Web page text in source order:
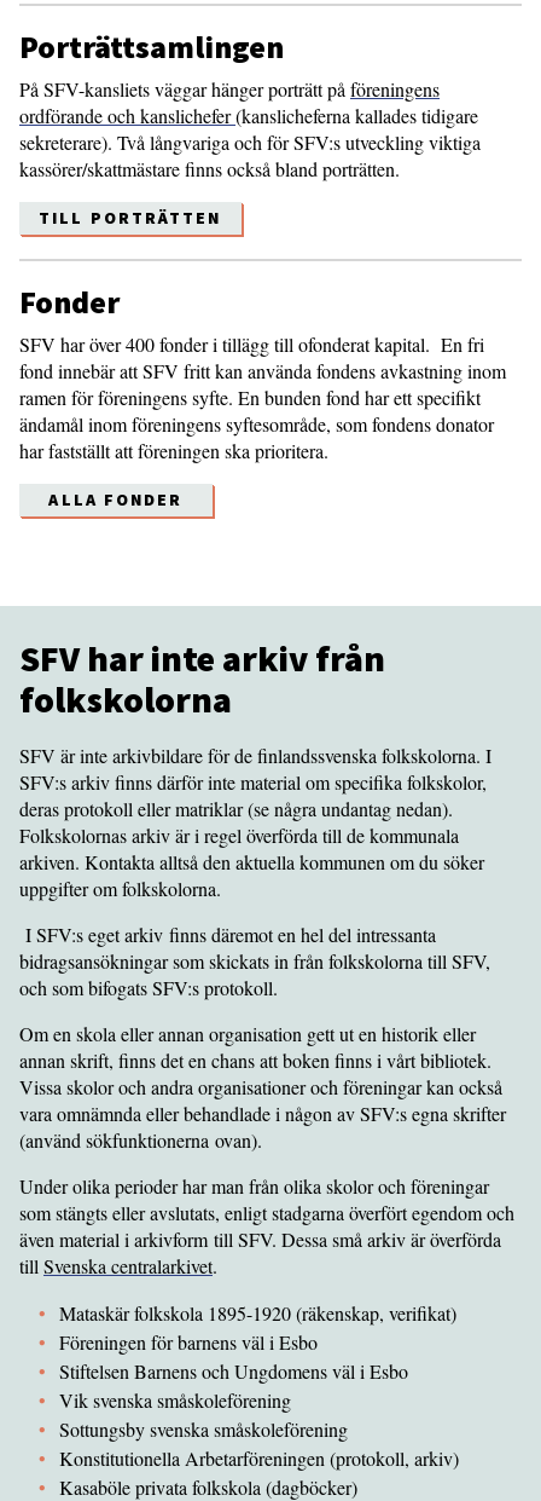
Porträttsamlingen
På SFV-kansliets väggar hänger porträtt på föreningens
ordförande och kanslichefer(kanslicheferna kallades tidigare
sekreterare). Två långvariga och för SFV:s utveckling viktiga
kassörer/skattmästare finns också bland porträtten.
TILL PORTRÄTTEN
Fonder
SFV har över 400 fonder i tillägg till ofonderat kapital. En fri
fond innebär att SFV fritt kan använda fondens avkastning inom
ramen för föreningens syfte. En bunden fond har ett specifikt
ändamål inom föreningens syftesområde, som fondens donator
har fastställt att föreningen ska prioritera.
ALLA FONDER
SFV har inte arkiv från
folkskolorna
SFV är inte arkivbildare för de finlandssvenska folkskolorna. I
SFV:s arkiv finns därför inte material om specifika folkskolor,
deras protokoll eller matriklar (se några undantag nedan).
Folkskolornas arkiv är i regel överförda till de kommunala
arkiven. Kontakta alltså den aktuella kommunen om du söker
uppgifter om folkskolorna.
I SFV:s eget arkiv finns däremot en hel del intressanta
bidragsansökningar som skickats in från folkskolorna till SFV,
och som bifogats SFV:s protokoll.
Om en skola eller annan organisation gett ut en historik eller
annan skrift, finns det en chans att boken finns i vårt bibliotek.
Vissa skolor och andra organisationer och föreningar kan också
vara omnämnda eller behandlade i någon av SFV:s egna skrifter
(använd sökfunktionerna ovan).
Under olika perioder har man från olika skolor och föreningar
som stängts eller avslutats, enligt stadgarna överfört egendom och
även material i arkivform till SFV. Dessa små arkiv är överförda
till Svenska centralarkivet.
Mataskär folkskola 1895-1920 (räkenskap, verifikat)
Föreningen för barnens väl i Esbo
Stiftelsen Barnens och Ungdomens väl i Esbo
Vik svenska småskoleförening
Sottungsby svenska småskoleförening
Konstitutionella Arbetarföreningen (protokoll, arkiv)
Kasaböle privata folkskola (dagböcker)